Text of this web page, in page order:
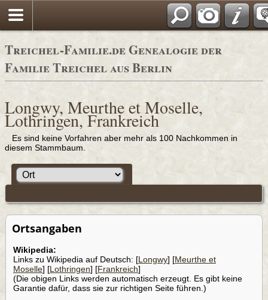
Adressbücher
Treichel-Familie.de Genealogie der
Familie Treichel aus Berlin
Longwy, Meurthe et Moselle,
Lothringen, Frankreich
Es sind keine Vorfahren aber mehr als 100 Nachkommen in
diesem Stammbaum.
Ortsangaben
Wikipedia:
Links zu Wikipedia auf Deutsch: [Longwy] [Meurthe et
Moselle] [Lothringen] [Frankreich]
(Die obigen Links werden automatisch erzeugt. Es gibt keine
Garantie dafür, dass sie zur richtigen Seite führen.)